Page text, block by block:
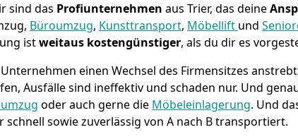
sind das Profiunternehmen aus Trier, das deine
Büroumzug, Kunsttransport, Möbellift und
istweitaus kostengünstiger, als du dir es
einen Wechsel des Firmensitzes
Ausfälle sind ineffektiv und schaden nur. Und
oder auch gerne die Möbeleinlagerung. Und
sowie zuverlässig von A nach B transportiert.